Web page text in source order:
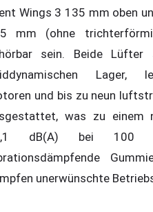
Wings 3 135 mm oben
mm (ohne
sein. Beide Lüfter
Lager,
und bis zu neun
was zu einem
dB(A) bei 100 %
unerwünschte